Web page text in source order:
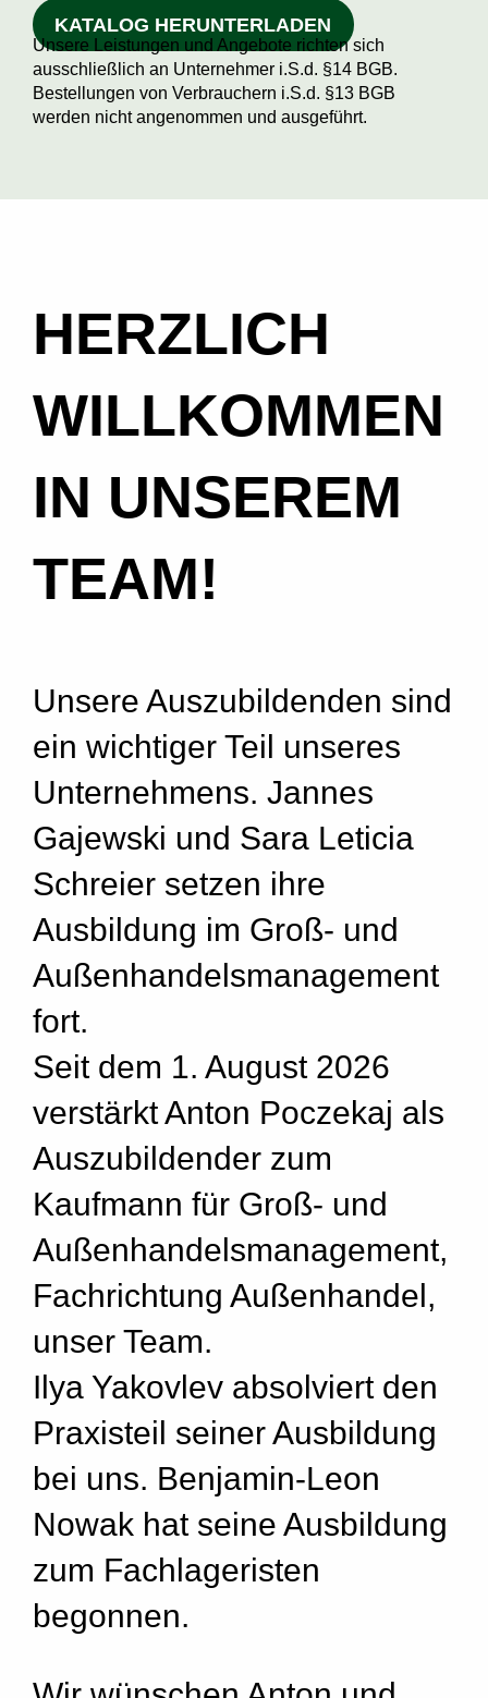
KATALOG HERUNTERLADEN
Unsere Leistungen und Angebote richten sich
ausschließlich an Unternehmer i.S.d. §14 BGB.
Bestellungen von Verbrauchern i.S.d. §13 BGB
werden nicht angenommen und ausgeführt.
HERZLICH
WILLKOMMEN
IN UNSEREM
TEAM!
Unsere Auszubildenden sind
ein wichtiger Teil unseres
Unternehmens. Jannes
Gajewski und Sara Leticia
Schreier setzen ihre
Ausbildung im Groß- und
Außenhandelsmanagement
fort.
Seit dem 1. August 2026
verstärkt Anton Poczekaj als
Auszubildender zum
Kaufmann für Groß- und
Außenhandelsmanagement,
Fachrichtung Außenhandel,
unser Team.
Ilya Yakovlev absolviert den
Praxisteil seiner Ausbildung
bei uns. Benjamin-Leon
Nowak hat seine Ausbildung
zum Fachlageristen
begonnen.